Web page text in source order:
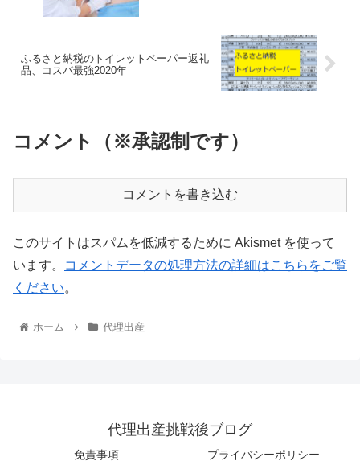
ふるさと納税のトイレットペーパー返礼
品、コスパ最強2020年
コメント（※承認制です）
コメントを書き込む
このサイトはスパムを低減するために Akismet を使って
います。
コメントデータの処理方法の詳細はこちらをご覧
ください。
ホーム 代理出産
代理出産挑戦後ブログ
免責事項 プライバシーポリシー